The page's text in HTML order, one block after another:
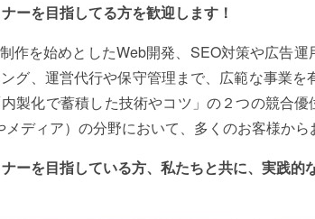
ーを目指してる方を歓迎します！
作を始めとしたWeb開発、SEO対策や広告
グ、運営代行や保守管理まで、広範な事業
製化で蓄積した技術やコツ」の２つの競合
ディア）の分野において、多くのお客様から
ーを目指している方、私たちと共に、実践